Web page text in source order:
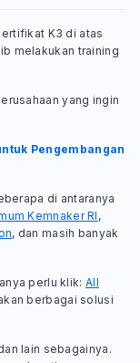
K3 di atas
melakukan training
yang ingin
Pengembangan
di antaranya
Kemnaker RI ,
, dan masih banyak
perlu klik: All
berbagai solusi
lain sebagainya.